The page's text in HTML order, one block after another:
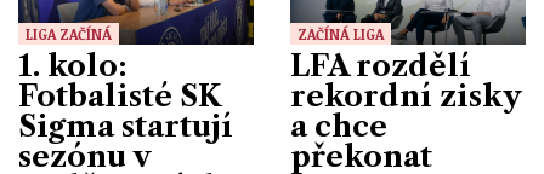
LIGA ZAČÍNÁ
1. kolo:
Fotbalisté SK
Sigma startují
sezónu v
ZAČÍNÁ LIGA
LFA rozdělí
rekordní zisky
a chce
překonat